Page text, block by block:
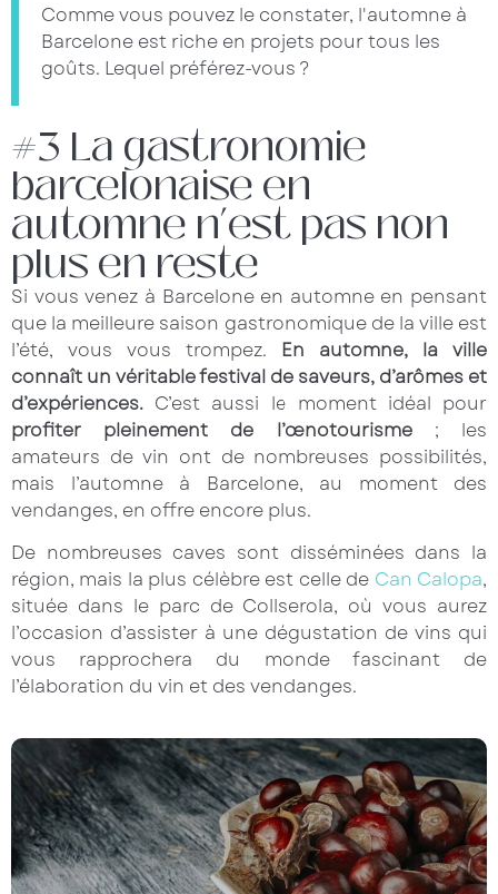
Comme vous pouvez le constater, l'automne à
Barcelone est riche en projets pour tous les
goûts. Lequel préférez-vous ?
#3 La gastronomie
barcelonaise en
automne n’est pas non
plus en reste
Si vous venez à Barcelone en automne en pensant
que la meilleure saison gastronomique de la ville est
l’été, vous vous trompez. En automne, la ville
connaît un véritable festival de saveurs, d’arômes et
d’expériences. C’est aussi le moment idéal pour
profiter pleinement de l’œnotourisme; les
amateurs de vin ont de nombreuses possibilités,
mais l’automne à Barcelone, au moment des
vendanges, en offre encore plus.
De nombreuses caves sont disséminées dans la
région, mais la plus célèbre est celle de Can Calopa,
située dans le parc de Collserola, où vous aurez
l’occasion d’assister à une dégustation de vins qui
vous rapprochera du monde fascinant de
l’élaboration du vin et des vendanges.